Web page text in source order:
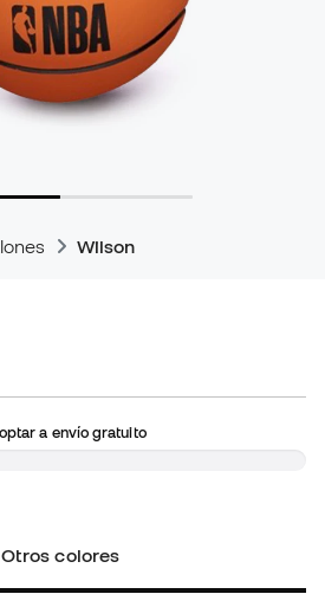
Wilson
a envío gratuito
Otros colores